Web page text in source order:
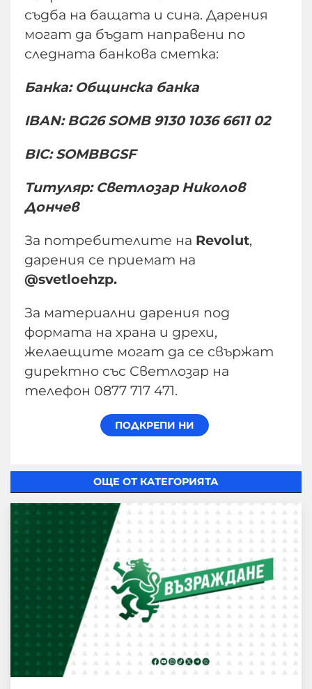
съдба на бащата и сина. Дарения
могат да бъдат направени по
следната банкова сметка:
Банка: Общинска банка
IBAN: BG26 SOMB 9130 1036 6611 02
BIC: SOMBBGSF
Титуляр: Светлозар Николов
Дончев
За потребителите на Revolut,
дарения се приемат на
@svetloehzp.
За материални дарения под
формата на храна и дрехи,
желаещите могат да се свържат
директно със Светлозар на
телефон 0877 717 471.
ОЩЕ ОТ КАТЕГОРИЯТА